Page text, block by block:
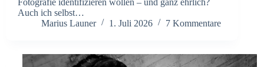
Fotografie identifizieren wollen – und ganz ehrlich?
Auch ich selbst…
Marius Launer
1. Juli 2026 7 Kommentare